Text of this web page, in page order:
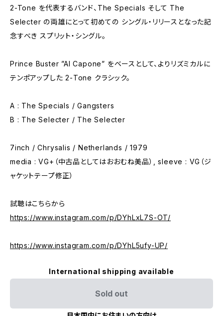
2-Tone を代表するバンド、The Specials そして The
Selecter の両雄にとって初めての シングル・リリースとなった記
念すべき スプリット・シングル。
Prince Buster ”Al Capone” をベースとして、よりリズミカルに
テンポアップした 2-Tone クラシック。
A : The Specials / Gangsters
B : The Selecter / The Selecter
7inch / Chrysalis / Netherlands / 1979
media : VG+（中古品としてはおおむね美品）, sleeve : VG（ジ
ャケットテープ修正）
試聴はこちらから
https://www.instagram.com/p/DYhLxL7S-OT/
https://www.instagram.com/p/DYhL5ufy-UP/
International shipping available
Sold out